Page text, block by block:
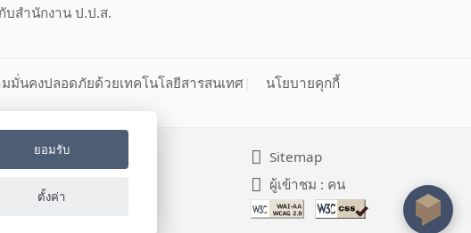
บสำนักงาน ป.ป.ส.
มั่นคงปลอดภัยด้วยเทคโนโลยีสารสนเทศ
นโยบายคุกกี้
Sitemap
ผู้เข้าชม : คน
ยอมรับ
ตั้งค่า